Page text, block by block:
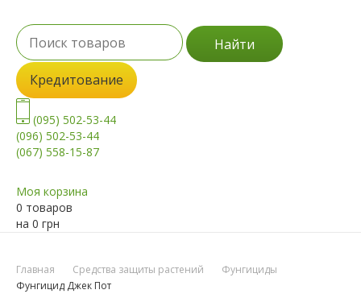
Найти
Кредитование
(095) 502-53-44
(096) 502-53-44
(067) 558-15-87
Моя корзина
0 товаров
на 0 грн
Главная Средства защиты растений
Фунгициды
Фунгицид Джек Пот